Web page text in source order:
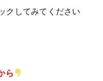
クしてみてください
ら